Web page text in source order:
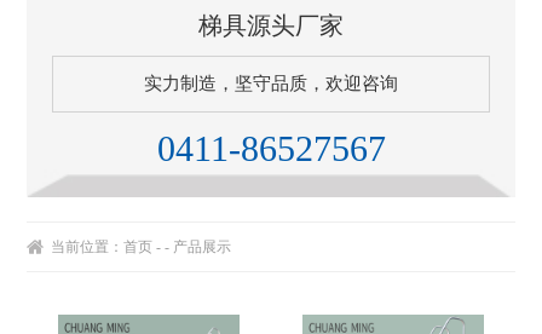
梯具源头厂家
实力制造，坚守品质，欢迎咨询
0411-86527567
当前位置：首页 - - 产品展示